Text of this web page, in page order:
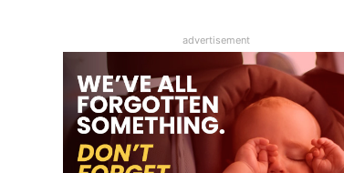
advertisement